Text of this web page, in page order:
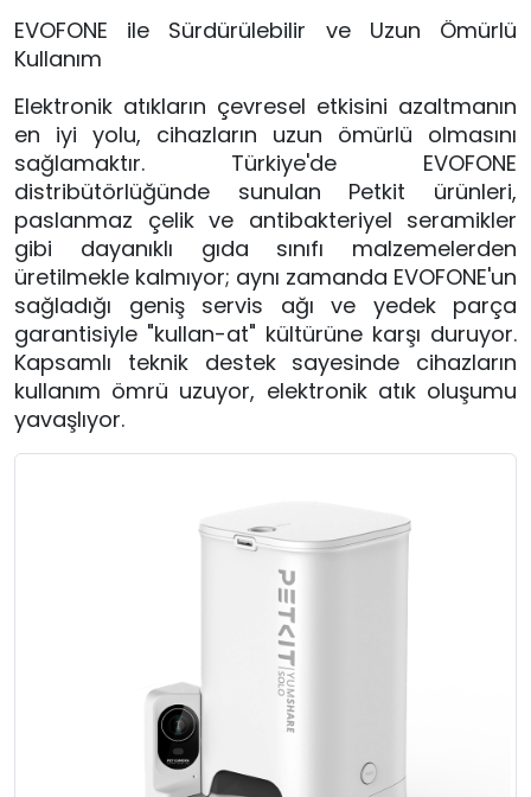
EVOFONE ile Sürdürülebilir ve Uzun Ömürlü
Kullanım
Elektronik atıkların çevresel etkisini azaltmanın
en iyi yolu, cihazların uzun ömürlü olmasını
sağlamaktır. Türkiye'de EVOFONE
distribütörlüğünde sunulan Petkit ürünleri,
paslanmaz çelik ve antibakteriyel seramikler
gibi dayanıklı gıda sınıfı malzemelerden
üretilmekle kalmıyor; aynı zamanda EVOFONE'un
sağladığı geniş servis ağı ve yedek parça
garantisiyle "kullan-at" kültürüne karşı duruyor.
Kapsamlı teknik destek sayesinde cihazların
kullanım ömrü uzuyor, elektronik atık oluşumu
yavaşlıyor.